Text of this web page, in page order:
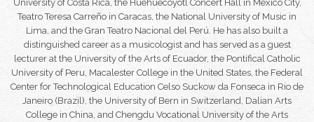
University of Costa Rica, the Huehuecóyotl Concert Hall in Mexico City,
Teatro Teresa Carreño in Caracas, the National University of Music in
Lima, and the Gran Teatro Nacional del Perú. He has also built a
distinguished career as a musicologist and has served as a guest
lecturer at the University of the Arts of Ecuador, the Pontifical Catholic
University of Peru, Macalester College in the United States, the Federal
Center for Technological Education Celso Suckow da Fonseca in Rio de
Janeiro (Brazil), the University of Bern in Switzerland, Dalian Arts
College in China, and Chengdu Vocational University of the Arts